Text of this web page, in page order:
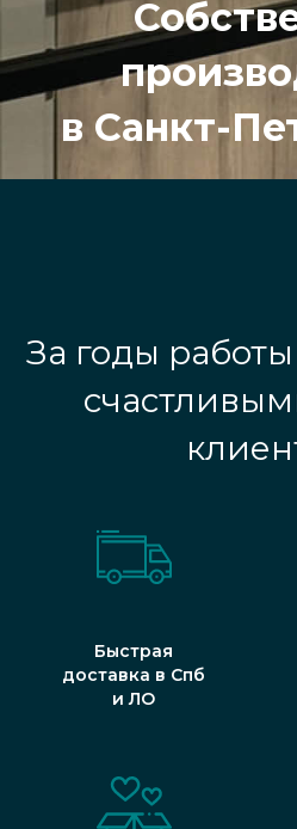
в Санкт-
За годы
Быстрая
доставка в Спб
и ЛО